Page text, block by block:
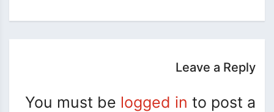
Leave a Reply
You must be logged in to post a